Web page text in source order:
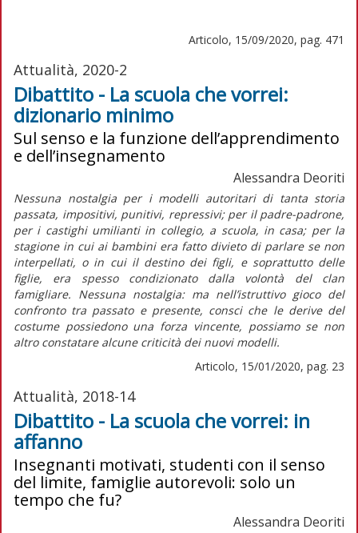
Articolo, 15/09/2020, pag. 471
Attualità, 2020-2
Dibattito - La scuola che vorrei:
dizionario minimo
Sul senso e la funzione dell’apprendimento
e dell’insegnamento
Alessandra Deoriti
Nessuna nostalgia per i modelli autoritari di tanta storia
passata, impositivi, punitivi, repressivi; per il padre-padrone,
per i castighi umilianti in collegio, a scuola, in casa; per la
stagione in cui ai bambini era fatto divieto di parlare se non
interpellati, o in cui il destino dei figli, e soprattutto delle
figlie, era spesso condizionato dalla volontà del clan
famigliare. Nessuna nostalgia: ma nell’istruttivo gioco del
confronto tra passato e presente, consci che le derive del
costume possiedono una forza vincente, possiamo se non
altro constatare alcune criticità dei nuovi modelli.
Articolo, 15/01/2020, pag. 23
Attualità, 2018-14
Dibattito - La scuola che vorrei: in
affanno
Insegnanti motivati, studenti con il senso
del limite, famiglie autorevoli: solo un
tempo che fu?
Alessandra Deoriti